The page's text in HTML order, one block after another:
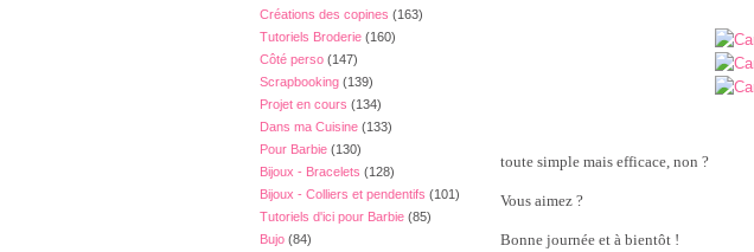
Créations des copines (163)
Tutoriels Broderie (160)
Côté perso (147)
Scrapbooking (139)
Projet en cours (134)
Dans ma Cuisine (133)
Pour Barbie (130)
Bijoux - Bracelets (128)
Bijoux - Colliers et pendentifs (101)
Tutoriels d'ici pour Barbie (85)
Bujo (84)
toute simple mais efficace, non ?
Vous aimez ?
Bonne journée et à bientôt !